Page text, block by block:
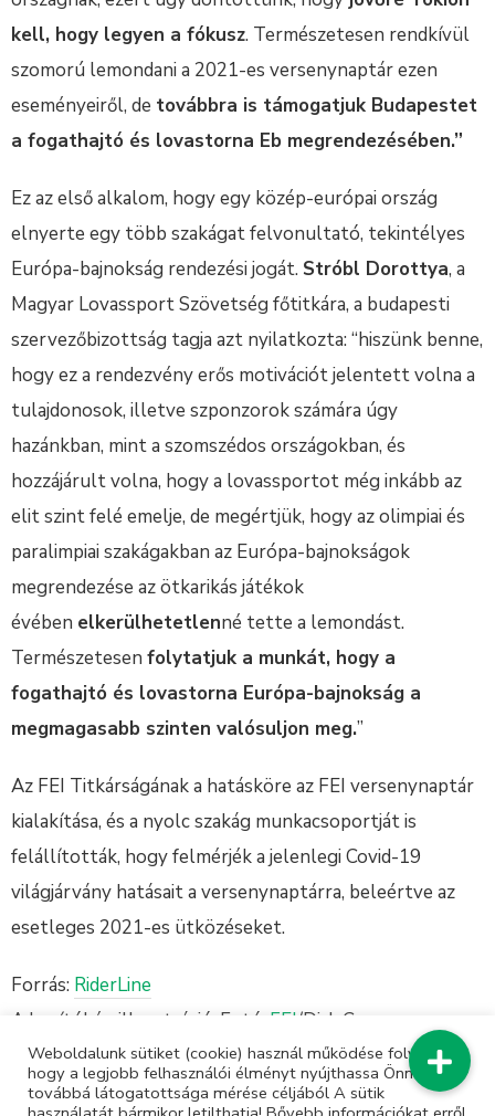
kell, hogy legyen a fókusz. Természetesen rendkívül
szomorú lemondani a 2021-es versenynaptár ezen
eseményeiről, de továbbra is támogatjuk Budapestet
a fogathajtó és lovastorna Eb megrendezésében.”
Ez az első alkalom, hogy egy közép-európai ország
elnyerte egy több szakágat felvonultató, tekintélyes
Európa-bajnokság rendezési jogát. Stróbl Dorottya, a
Magyar Lovassport Szövetség főtitkára, a budapesti
szervezőbizottság tagja azt nyilatkozta: “hiszünk benne,
hogy ez a rendezvény erős motivációt jelentett volna a
tulajdonosok, illetve szponzorok számára úgy
hazánkban, mint a szomszédos országokban, és
hozzájárult volna, hogy a lovassportot még inkább az
elit szint felé emelje, de megértjük, hogy az olimpiai és
paralimpiai szakágakban az Európa-bajnokságok
megrendezése az ötkarikás játékok
évében elkerülhetetlenné tette a lemondást.
Természetesen folytatjuk a munkát, hogy a
fogathajtó és lovastorna Európa-bajnokság a
megmagasabb szinten valósuljon meg.”
Az FEI Titkárságának a hatásköre az FEI versenynaptár
kialakítása, és a nyolc szakág munkacsoportját is
felállították, hogy felmérjék a jelenlegi Covid-19
világjárvány hatásait a versenynaptárra, beleértve az
esetleges 2021-es ütközéseket.
Forrás: RiderLine
A borítókép illusztráció. Fotó: FEI/Dirk Caremans
Weboldalunk sütiket (cookie) használ működése folyamán,
hogy a legjobb felhasználói élményt nyújthassa Önnek,
továbbá látogatottsága mérése céljából A sütik